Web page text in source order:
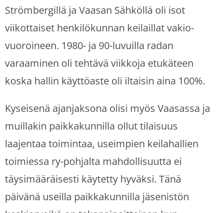
Strömbergillä ja Vaasan Sähköllä oli isot
viikottaiset henkilökunnan keilaillat vakio-
vuoroineen. 1980- ja 90-luvuilla radan
varaaminen oli tehtävä viikkoja etukäteen
koska hallin käyttöaste oli iltaisin aina 100%.
Kyseisenä ajanjaksona olisi myös Vaasassa ja
muillakin paikkakunnilla ollut tilaisuus
laajentaa toimintaa, useimpien keilahallien
toimiessa ry-pohjalta mahdollisuutta ei
täysimääräisesti käytetty hyväksi. Tänä
päivänä useilla paikkakunnilla jäsenistön